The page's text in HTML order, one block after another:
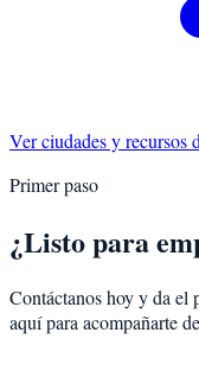
Ver ciudades y recursos
Primer paso
¿Listo para
Contáctanos hoy y da el
aquí para acompañarte